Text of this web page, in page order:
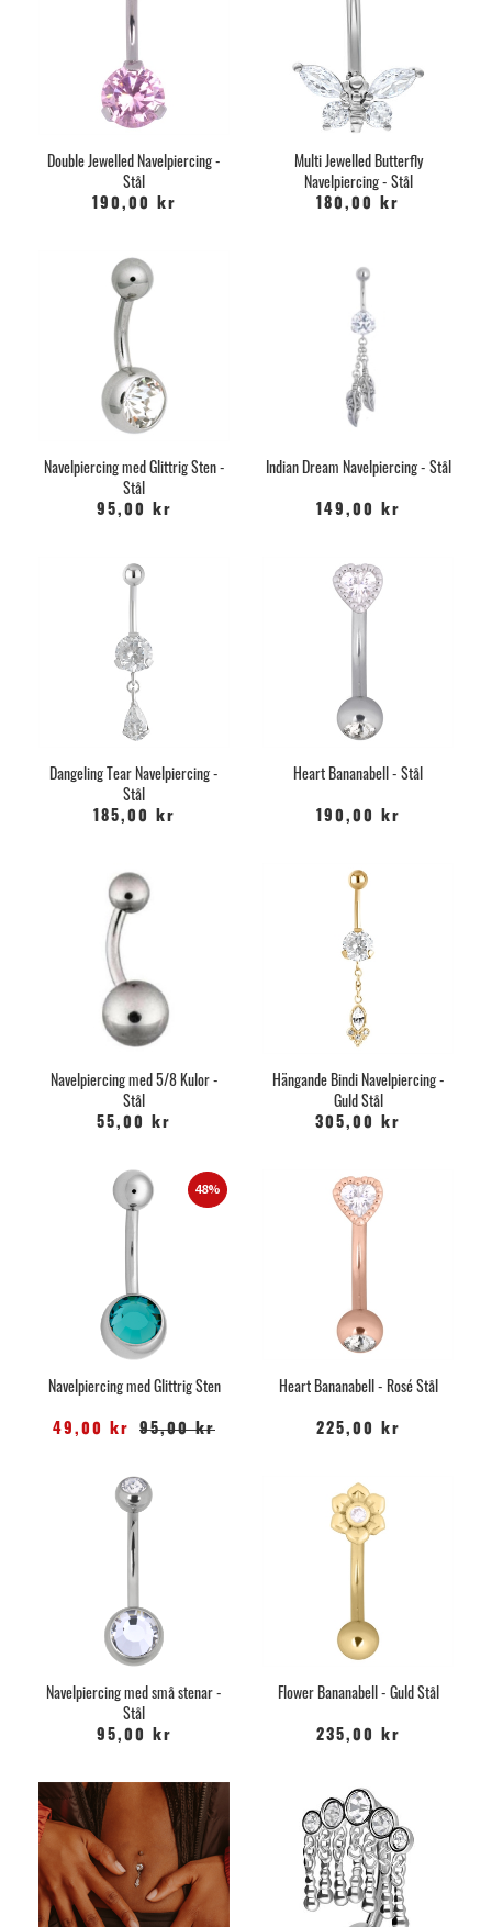
Double Jewelled Navelpiercing -
Stål
190,00 kr
Multi Jewelled Butterfly
Navelpiercing - Stål
180,00 kr
Navelpiercing med Glittrig Sten -
Stål
95,00 kr
Indian Dream Navelpiercing - Stål
149,00 kr
Dangeling Tear Navelpiercing -
Stål
185,00 kr
Heart Bananabell - Stål
190,00 kr
Navelpiercing med 5/8 Kulor -
Stål
55,00 kr
Hängande Bindi Navelpiercing -
Guld Stål
305,00 kr
48%
Navelpiercing med Glittrig Sten
49,00 kr 95,00 kr
Heart Bananabell - Rosé Stål
225,00 kr
Navelpiercing med små stenar -
Stål
95,00 kr
Flower Bananabell - Guld Stål
235,00 kr